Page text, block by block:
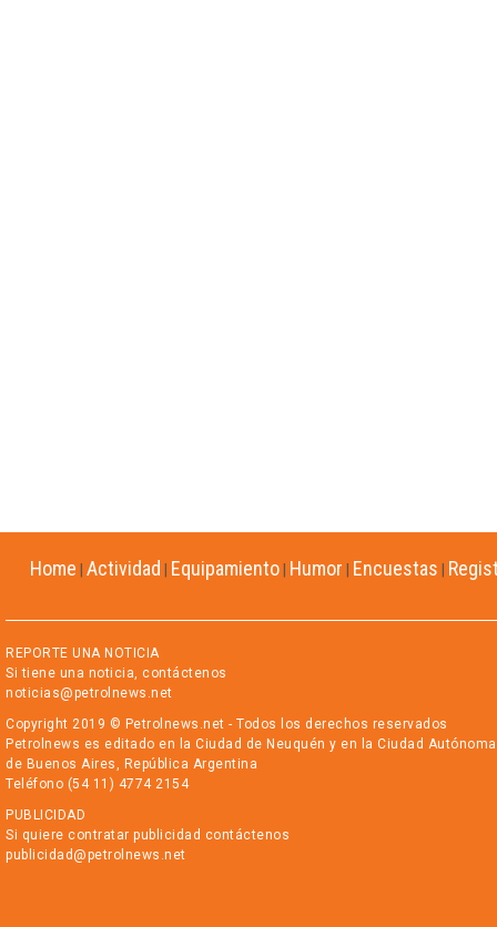
Home Actividad Equipamiento Humor Encuestas
REPORTE UNA NOTICIA
Si tiene una noticia, contáctenos
noticias@petrolnews.net
Copyright 2019 © Petrolnews.net - Todos los derechos reservados
Petrolnews es editado en la Ciudad de Neuquén y en la Ciudad Autónoma
de Buenos Aires, República Argentina
Teléfono (54 11) 4774 2154
PUBLICIDAD
Si quiere contratar publicidad contáctenos
publicidad@petrolnews.net